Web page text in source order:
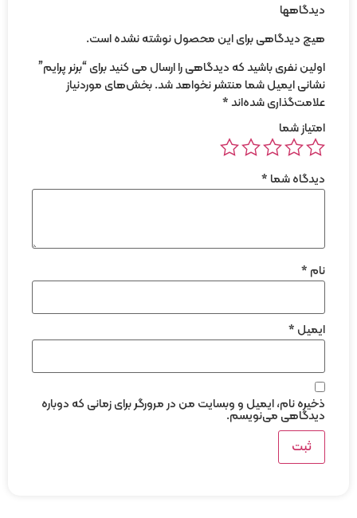
دیدگاهها
هیچ دیدگاهی برای این محصول نوشته نشده است.
اولین نفری باشید که دیدگاهی را ارسال می کنید برای “برنر پرایم”
نشانی ایمیل شما منتشر نخواهد شد.بخش‌های موردنیاز
علامت‌گذاری شده‌اند*
امتیاز شما
دیدگاه شما *
نام *
ایمیل *
ذخیره نام، ایمیل و وبسایت من در مرورگر برای زمانی که دوباره
دیدگاهی می‌نویسم.